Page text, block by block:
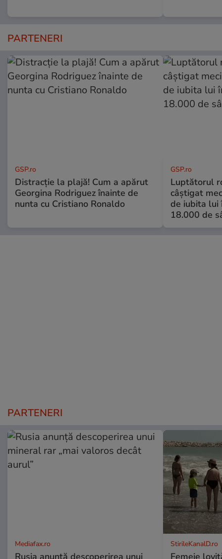
PARTENERI
GSP.ro
Distracție la plajă! Cum a apărut
Georgina Rodriguez înainte de
nunta cu Cristiano Ronaldo
GSP.ro
Luptătorul
câștigat
de iubita lui
18.000 de
PARTENERI
Mediafax.ro
Rusia anunță descoperirea unui
StirileKanalD.ro
Femeie